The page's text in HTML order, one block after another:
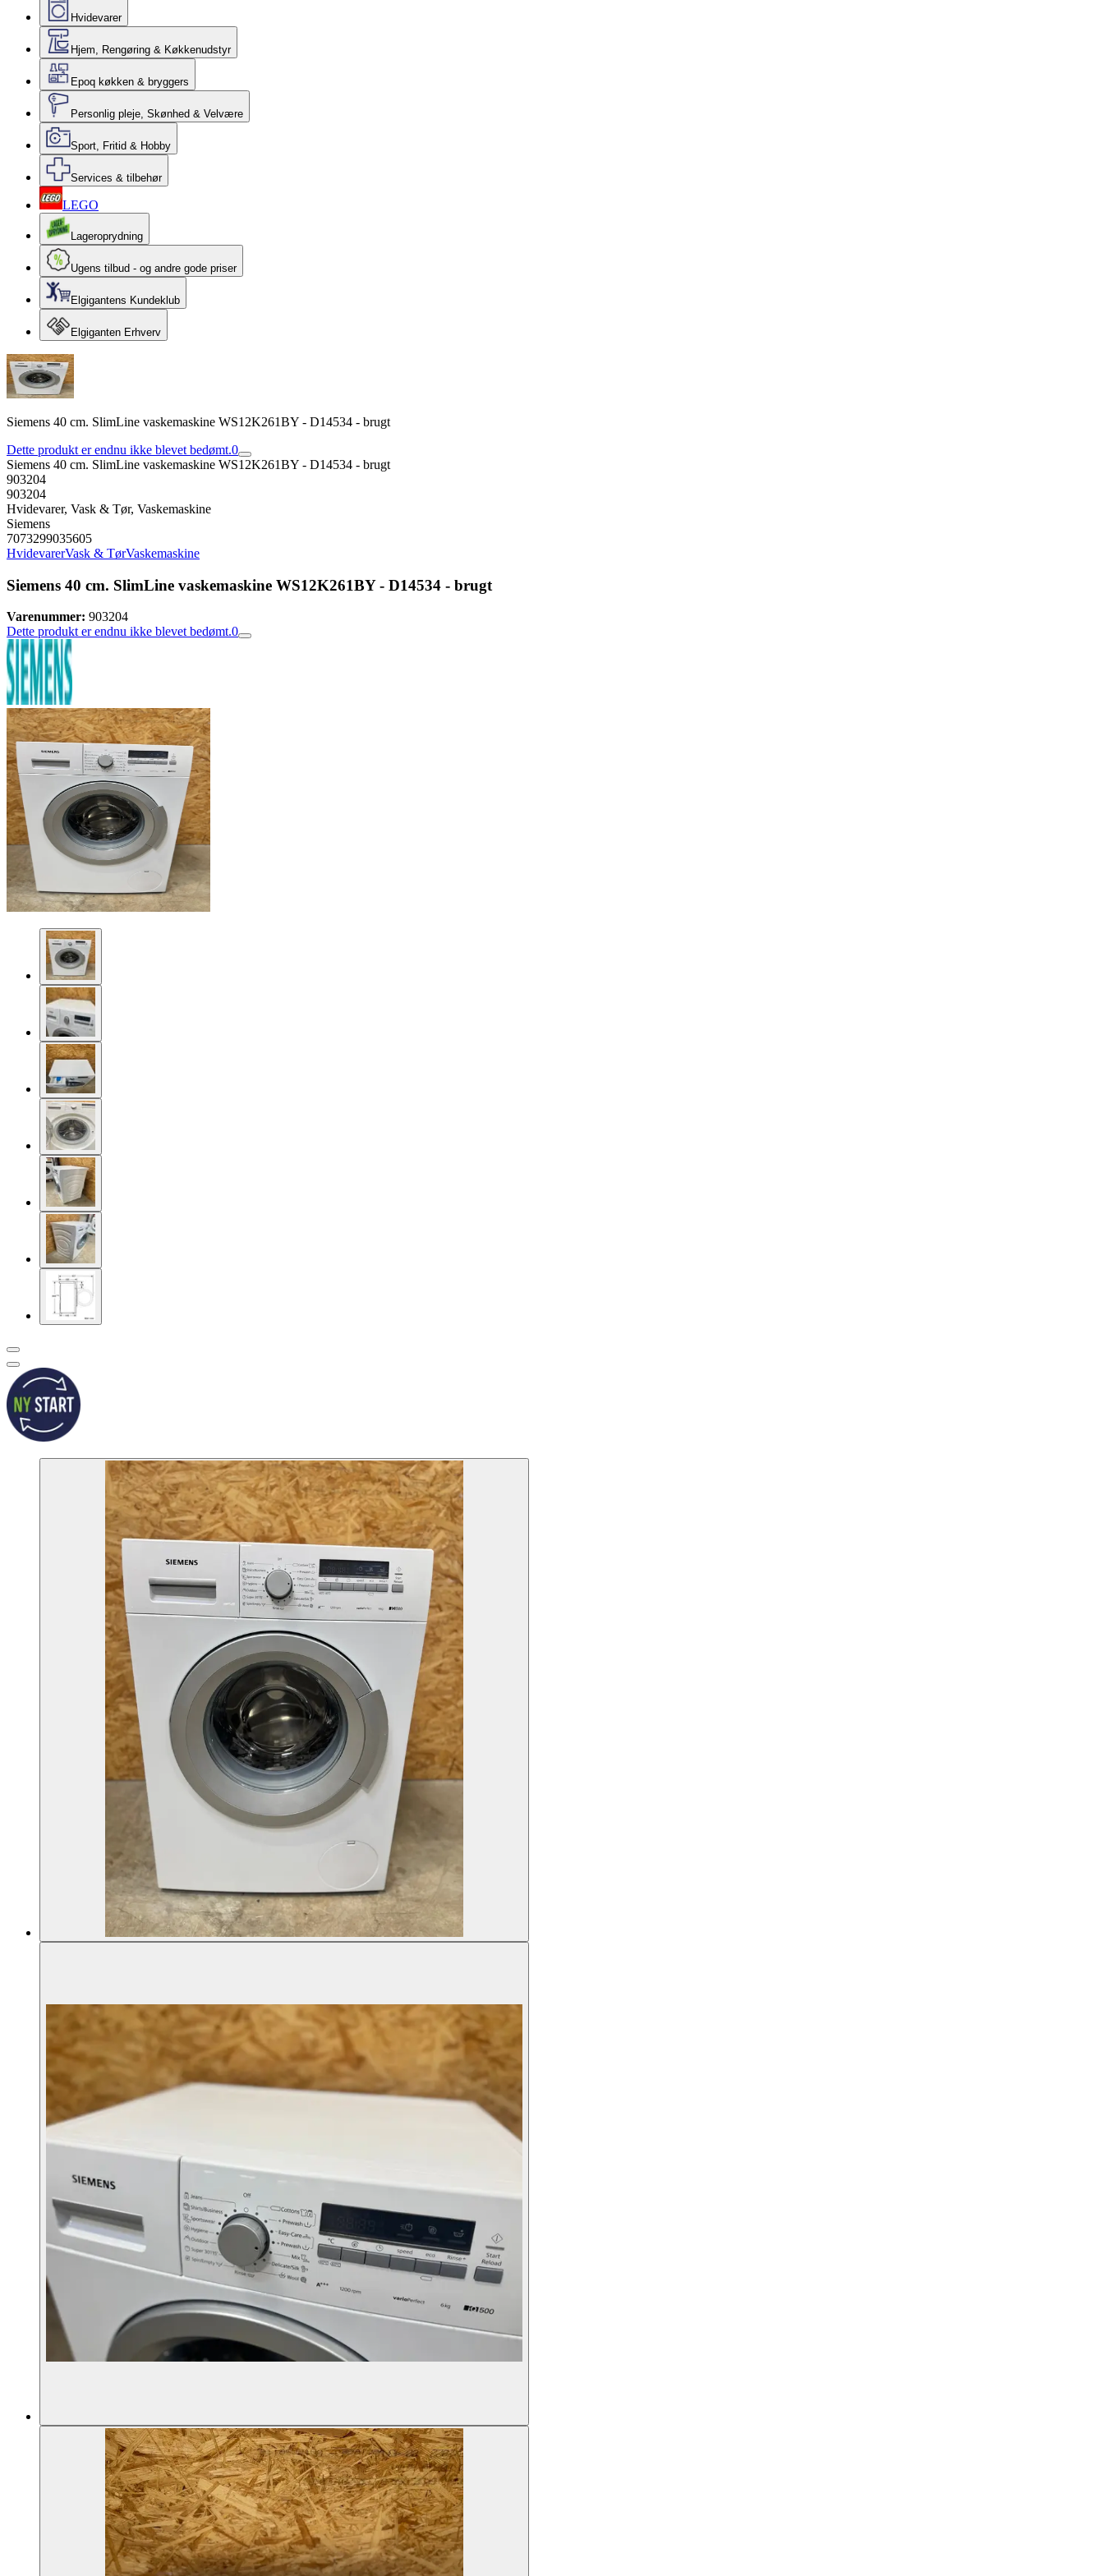
Hvidevarer
Hjem, Rengøring & Køkkenudstyr
Epoq køkken & bryggers
Personlig pleje, Skønhed & Velvære
Sport, Fritid & Hobby
Services & tilbehør
LEGO
Lageroprydning
Ugens tilbud - og andre gode priser
Elgigantens Kundeklub
Elgiganten Erhverv
Siemens 40 cm. SlimLine vaskemaskine WS12K261BY - D14534 - brugt
Dette produkt er endnu ikke blevet bedømt.0
Siemens 40 cm. SlimLine vaskemaskine WS12K261BY - D14534 - brugt
903204
903204
Hvidevarer, Vask & Tør, Vaskemaskine
Siemens
7073299035605
HvidevarerVask & TørVaskemaskine
Siemens 40 cm. SlimLine vaskemaskine WS12K261BY - D14534 - brugt
Varenummer: 903204
Dette produkt er endnu ikke blevet bedømt.0